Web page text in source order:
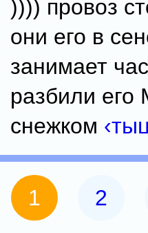
)))) провоз
они его в
занимает
разбили
снежком
1 2